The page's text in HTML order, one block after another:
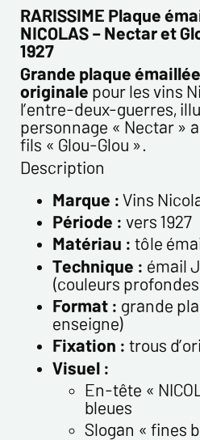
Nom*
Prénom*
Email*
Confirmez votre Email*
Remarques
Politique de confidentialité :
RARISSIME Plaque
NICOLAS – Nectar et
1927
Grande plaque
originale pour les vins
l’entre-deux-guerres,
personnage « Nectar »
fils « Glou-Glou ».
Description
Marque :Vins
Période : vers 1927
Matériau : tôle
Technique : émail
(couleurs
Format : grande
enseigne)
Fixation : trous
Visuel :
En-tête «
bleues
Slogan « fines